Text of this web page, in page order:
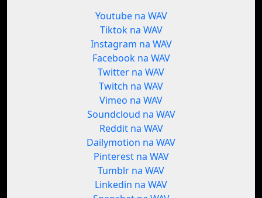
Youtube na WAV
Tiktok na WAV
Instagram na WAV
Facebook na WAV
Twitter na WAV
Twitch na WAV
Vimeo na WAV
Soundcloud na WAV
Reddit na WAV
Dailymotion na WAV
Pinterest na WAV
Tumblr na WAV
Linkedin na WAV